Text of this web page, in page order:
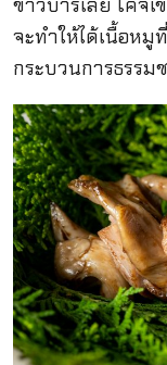
ข้าวบาร์เลย์ โคจิ
จะทำให้ได้เนื้อหมู
กระบวนการธรรม